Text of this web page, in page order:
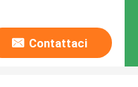
Contattaci